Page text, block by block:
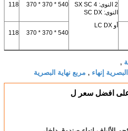
2 النوى: SX SC 4
النوى: SC DX
أو LC DX
540 * 370 * 370
118
540 * 370 * 370
118
,
إنهاء , مربع نهاية البصرية
افضل سعر ل